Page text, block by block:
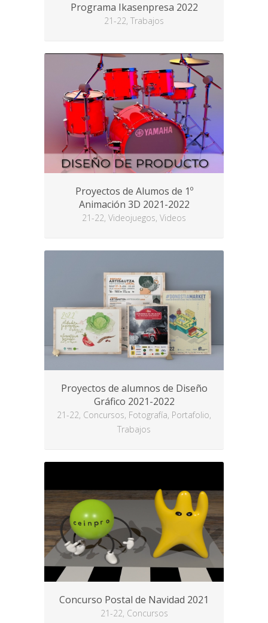
Programa Ikasenpresa 2022
21-22, Trabajos
Proyectos de Alumos de 1º
Animación 3D 2021-2022
21-22, Videojuegos, Videos
Proyectos de alumnos de Diseño
Gráfico 2021-2022
21-22, Concursos, Fotografía, Portafolio,
Trabajos
Concurso Postal de Navidad 2021
21-22, Concursos